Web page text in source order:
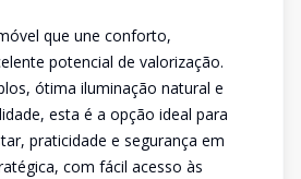
que une conforto,
potencial de valorização.
ótima iluminação natural e
esta é a opção ideal para
praticidade e segurança em
com fácil acesso às